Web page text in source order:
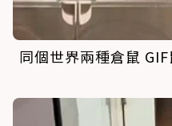
同個世界兩種倉鼠